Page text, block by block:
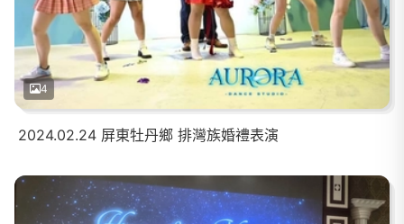
4
2024.02.24 屏東牡丹鄉 排灣族婚禮表演